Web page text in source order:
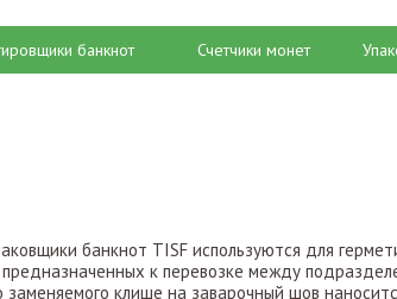
банкнот Счетчики монет
банкнот TISF используются для
к перевозке между
клише на заварочный шов